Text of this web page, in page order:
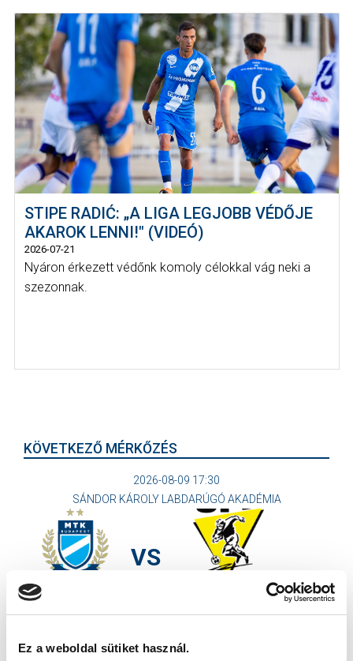
Ez a weboldal sütiket használ.
STIPE RADIĆ: „A LIGA LEGJOBB VÉDŐJE
AKAROK LENNI!" (VIDEÓ)
2026-07-21
Nyáron érkezett védőnk komoly célokkal vág neki a
szezonnak.
KÖVETKEZŐ MÉRKŐZÉS
2026-08-09 17:30
SÁNDOR KÁROLY LABDARÚGÓ AKADÉMIA
MTK BUDAPEST II
VS
SZEKSZÁRDI UFC